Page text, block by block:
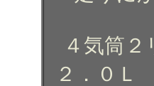
４気筒
２．０